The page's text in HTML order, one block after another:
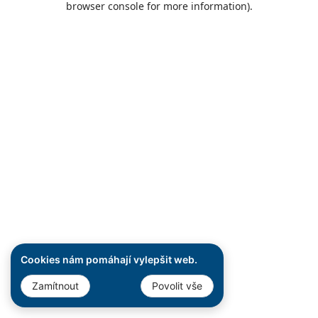
Cookies nám pomáhají vylepšit web.
Zamítnout Povolit vše
browser console for more information).